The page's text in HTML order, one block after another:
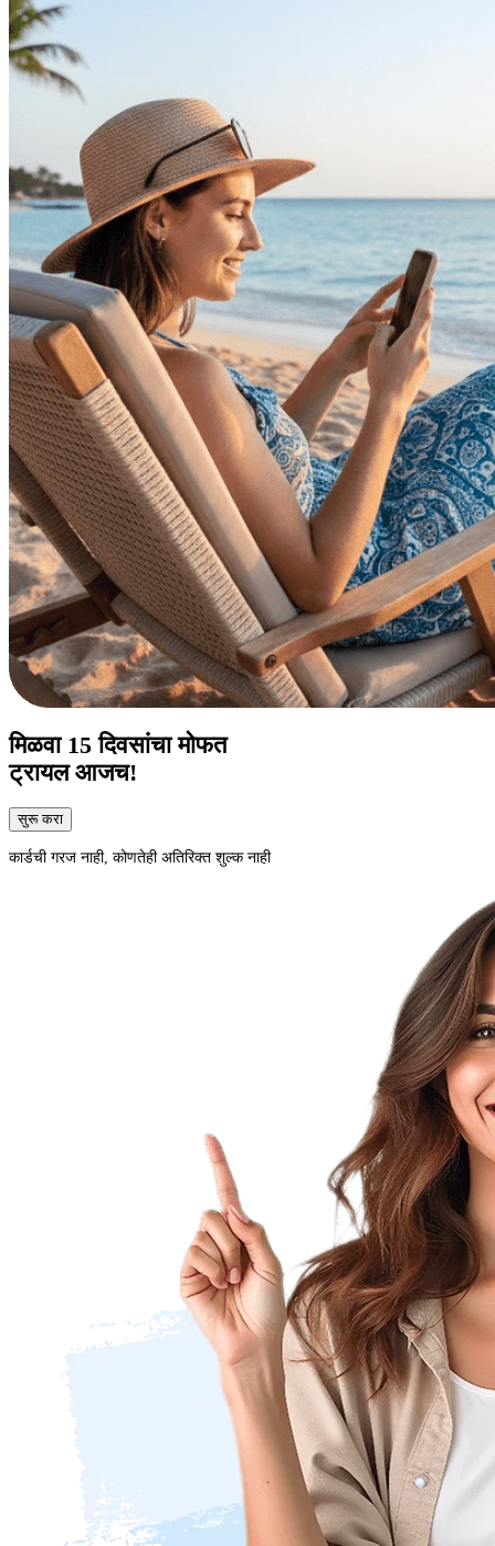
मिळवा 15 दिवसांचा मोफत
ट्रायल आजच!
सुरू करा
कार्डची गरज नाही, कोणतेही अतिरिक्त शुल्क नाही